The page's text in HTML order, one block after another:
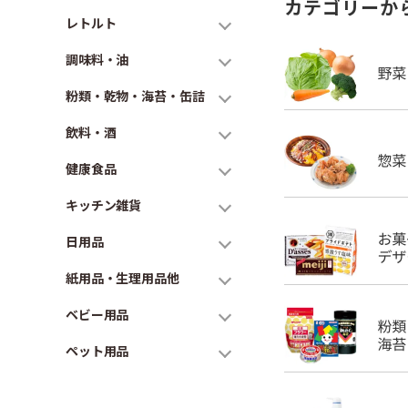
レトルト
調味料・油
粉類・乾物・海苔・缶詰
飲料・酒
健康食品
キッチン雑貨
日用品
紙用品・生理用品他
ベビー用品
ペット用品
カテゴリーか